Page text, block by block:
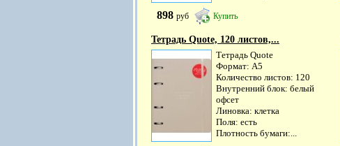
898 руб Купить
Тетрадь Quote, 120 листов,...
Тетрадь Quote
Формат: А5
Количество листов: 120
Внутренний блок: белый
офсет
Линовка: клетка
Поля: есть
Плотность бумаги:...